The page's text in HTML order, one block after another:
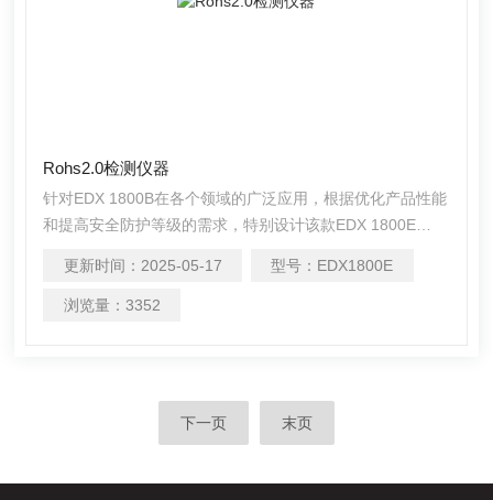
Rohs2.0检测仪器
针对EDX 1800B在各个领域的广泛应用，根据优化产品性能
和提高安全防护等级的需求，特别设计该款EDX 1800E
品的可靠性；利用新X光管的大功率提高仪器的测试效率。
更新时间： 2025-05-17 型号： EDX1800E
浏览量： 3352
下一页 末页